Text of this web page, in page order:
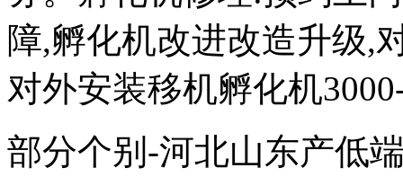
障,孵化机改进改造升级,
对外安装移机孵化机
部分个别-河北山东产低